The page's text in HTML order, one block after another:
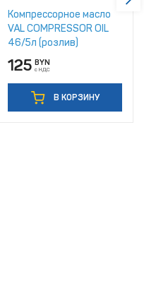
Компрессорное масло
VAL COMPRESSOR OIL
46/5л (розлив)
125 BYN
с НДС
В КОРЗИНУ